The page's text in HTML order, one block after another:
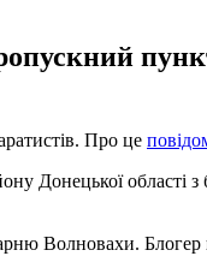
Про це
Донецької
Волновахи.